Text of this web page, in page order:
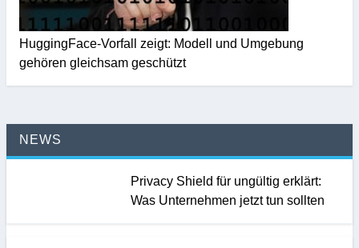
HuggingFace-Vorfall zeigt: Modell und Umgebung
gehören gleichsam geschützt
NEWS
Privacy Shield für ungültig erklärt:
Was Unternehmen jetzt tun sollten